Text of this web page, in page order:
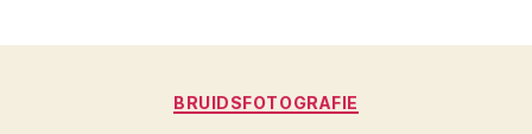
Categorieën
BRUIDSFOTOGRAFIE